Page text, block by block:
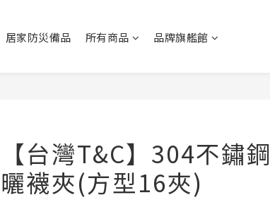
居家防災備品 所有商品 品牌旗艦館
【台灣T&C】304不鏽鋼
曬襪夾(方型16夾)